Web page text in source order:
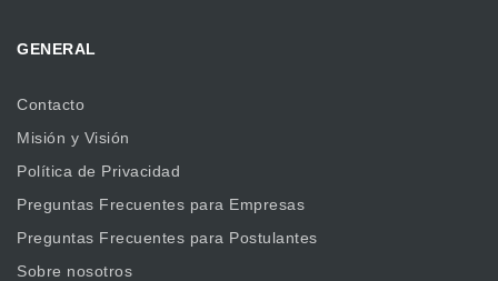
GENERAL
Contacto
Misión y Visión
Política de Privacidad
Preguntas Frecuentes para Empresas
Preguntas Frecuentes para Postulantes
Sobre nosotros